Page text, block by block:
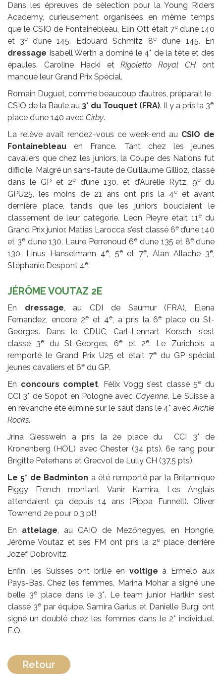
Dans les épreuves de sélection pour la Young Riders
Academy, curieusement organisées en même temps
que le CSIO de Fontainebleau, Elin Ott était 7e d’une 140
et 3e d’une 145. Edouard Schmitz 8ed’une 145. En
dressage Isabell Werth a dominé le 4* de la tête et des
épaules. Caroline Häcki etRigoletto Royal CHont
manqué leur Grand Prix Spécial.
Romain Duguet, comme beaucoup d’autres, préparait le
CSIO de la Baule au 3* du Touquet (FRA). Il y a pris la 3e
place d’une 140 avec Cirby.
La relève avait rendez-vous ce week-end au CSIO de
Fontainebleau en France. Tant chez les jeunes
cavaliers que chez les juniors, la Coupe des Nations fut
difficile. Malgré un sans-faute de Guillaume Gillioz, classé
dans le GP et 2e d’une 130, et d’Aurélie Rytz, 9e
du
GPU25, les moins de 21 ans ont pris la 4e
et avant
dernière place, tandis que les juniors bouclaient le
classement de leur catégorie. Léon Pieyre était 11edu
Grand Prix junior. Matias Larocca s’est classé 6e d’une 140
et 3ed’une 130, Laure Perrenoud 6ed’une 135 et 8e d’une
130, Linus Hanselmann 4e, 5e et 7e, Alan Allache 3e,
Stéphanie Despont 4e.
JÉRÔME VOUTAZ 2E
En dressage, au CDI de Saumur (FRA), Elena
Fernandez, encore 2eet 4e, a pris la 6e place du St-
Georges. Dans le CDIJC, Carl-Lennart Korsch, s’est
classé 3e du St-Georges, 6e et 2e. Le Zurichois a
remporté le Grand Prix U25 et était 7e du GP spécial
jeunes cavaliers et 6e du GP.
En concours complet, Félix Vogg s’est classé 5e du
CCI 3* de Sopot en Pologne avec Cayenne. Le Suisse a
en revanche été éliminé sur le saut dans le 4* avecArchie
Rocks.
Jrina Giesswein a pris la 2e place du CCI 3* de
Kronenberg (HOL) avec Chester (34 pts). 6e rang pour
Brigitte Peterhans et Grecvol de Lully CH (37,5 pts).
Le 5* de Badminton a été remporté par la Britannique
Piggy French montant Vanir Kamira. Les Anglais
attendaient ça depuis 14 ans (Pippa Funnell). Oliver
Townend 2e pour 0,3 pt!
En attelage, au CAIO de Mezőhegyes, en Hongrie,
Jérôme Voutaz et ses FM ont pris la 2eplace derrière
Jozef Dobrovitz.
Enfin, les Suisses ont brillé en voltige à Ermelo aux
Pays-Bas. Chez les femmes, Marina Mohar a signé une
belle 3e place dans le 3*. Le team junior Harlkin s’est
classé 3epar équipe. Samira Garius et Danielle Burgi ont
signé un doublé chez les femmes dans le 2* individuel.
E.O.
Retour